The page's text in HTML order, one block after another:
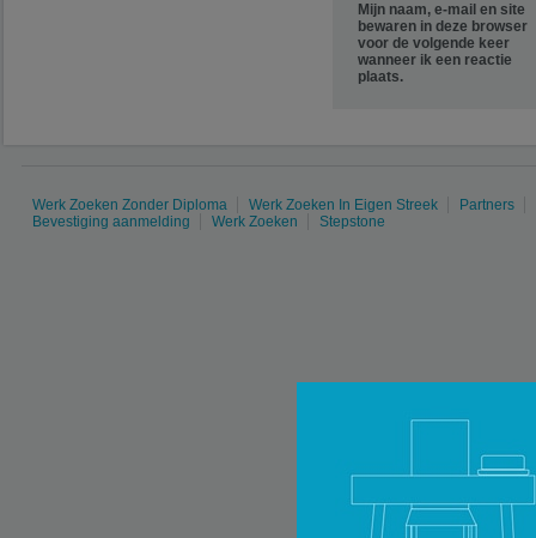
Mijn naam, e-mail en site
bewaren in deze browser
voor de volgende keer
wanneer ik een reactie
plaats.
Werk Zoeken Zonder Diploma Werk Zoeken In Eigen Streek
Partners
Bevestiging aanmelding
Werk Zoeken Stepstone